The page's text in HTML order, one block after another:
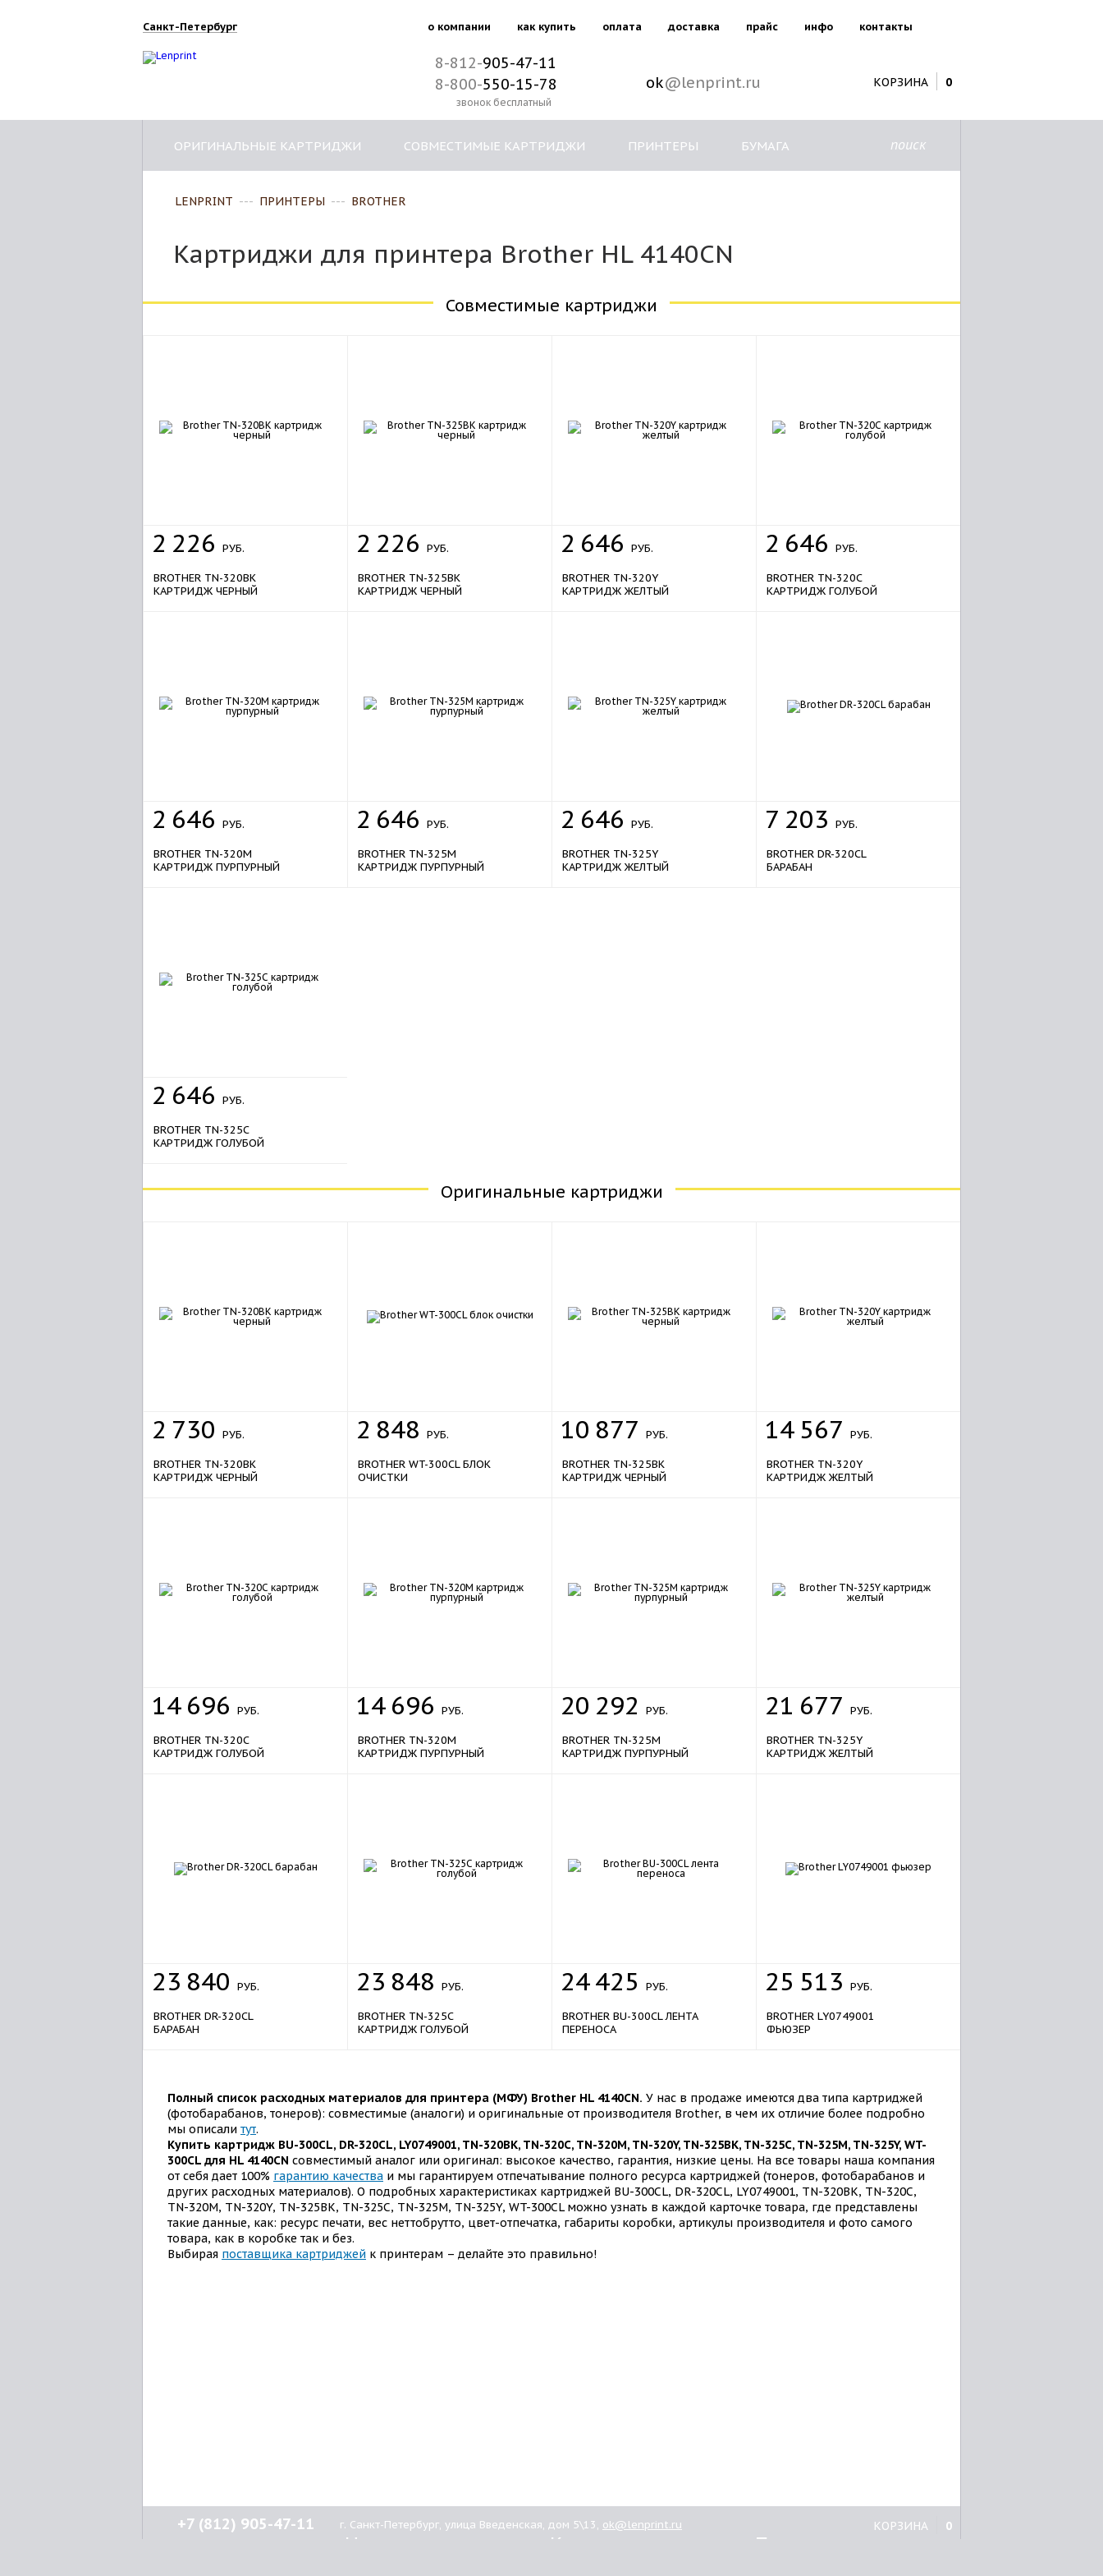
о компании как купить оплата доставка прайс инфо контакты
Санкт-Петербург
8-812-905-47-11
8-800-550-15-78
звонок бесплатный
ok@lenprint.ru КОРЗИНА 0
поиск
ОРИГИНАЛЬНЫЕ КАРТРИДЖИ СОВМЕСТИМЫЕ КАРТРИДЖИ ПРИНТЕРЫ БУМАГА
LENPRINT --- ПРИНТЕРЫ --- BROTHER
Картриджи для принтера Brother HL 4140CN
Совместимые картриджи
2 226 РУБ.
BROTHER TN-320BK
КАРТРИДЖ ЧЕРНЫЙ
2 226 РУБ.
BROTHER TN-325BK
КАРТРИДЖ ЧЕРНЫЙ
2 646 РУБ.
BROTHER TN-320Y
КАРТРИДЖ ЖЕЛТЫЙ
2 646 РУБ.
BROTHER TN-320C
КАРТРИДЖ ГОЛУБОЙ
2 646 РУБ.
BROTHER TN-320M
КАРТРИДЖ ПУРПУРНЫЙ
2 646 РУБ.
BROTHER TN-325M
КАРТРИДЖ ПУРПУРНЫЙ
2 646 РУБ.
BROTHER TN-325Y
КАРТРИДЖ ЖЕЛТЫЙ
7 203 РУБ.
BROTHER DR-320CL
БАРАБАН
2 646 РУБ.
BROTHER TN-325C
КАРТРИДЖ ГОЛУБОЙ
Оригинальные картриджи
2 730 РУБ.
BROTHER TN-320BK
КАРТРИДЖ ЧЕРНЫЙ
2 848 РУБ.
BROTHER WT-300CL БЛОК
ОЧИСТКИ
10 877 РУБ.
BROTHER TN-325BK
КАРТРИДЖ ЧЕРНЫЙ
14 567 РУБ.
BROTHER TN-320Y
КАРТРИДЖ ЖЕЛТЫЙ
14 696 РУБ.
BROTHER TN-320C
КАРТРИДЖ ГОЛУБОЙ
14 696 РУБ.
BROTHER TN-320M
КАРТРИДЖ ПУРПУРНЫЙ
20 292 РУБ.
BROTHER TN-325M
КАРТРИДЖ ПУРПУРНЫЙ
21 677 РУБ.
BROTHER TN-325Y
КАРТРИДЖ ЖЕЛТЫЙ
23 840 РУБ.
BROTHER DR-320CL
БАРАБАН
23 848 РУБ.
BROTHER TN-325C
КАРТРИДЖ ГОЛУБОЙ
24425 РУБ.
BROTHER BU-300CL ЛЕНТА
ПЕРЕНОСА
25 513 РУБ.
BROTHER LY0749001
ФЬЮЗЕР
Полный список расходных материалов для принтера (МФУ) Brother HL 4140CN. У нас в продаже имеются два типа картриджей
(фотобарабанов, тонеров): совместимые (аналоги) и оригинальные от производителя Brother, в чем их отличие более подробно
мы описали тут.
Купить картридж BU-300CL, DR-320CL, LY0749001, TN-320BK, TN-320C, TN-320M, TN-320Y, TN-325BK, TN-325C, TN-325M, TN-325Y, WT-
300CL для HL 4140CN совместимый аналог или оригинал: высокое качество, гарантия, низкие цены. На все товары наша компания
от себя дает 100% гарантию качества и мы гарантируем отпечатывание полного ресурса картриджей (тонеров, фотобарабанов и
других расходных материалов). О подробных характеристиках картриджей BU-300CL, DR-320CL, LY0749001, TN-320BK, TN-320C,
TN-320M, TN-320Y, TN-325BK, TN-325C, TN-325M, TN-325Y, WT-300CL можно узнать в каждой карточке товара, где представлены
такие данные, как: ресурс печати, вес неттобрутто, цвет-отпечатка, габариты коробки, артикулы производителя и фото самого
товара, как в коробке так и без.
Выбирая поставщика картриджей к принтерам – делайте это правильно!
Принтеры
Картриджи
Нашим
КОРЗИНА 0
+7 (812) 905-47-11 г. Санкт-Петербург, улица Введенская, дом 5\13, ok@lenprint.ru